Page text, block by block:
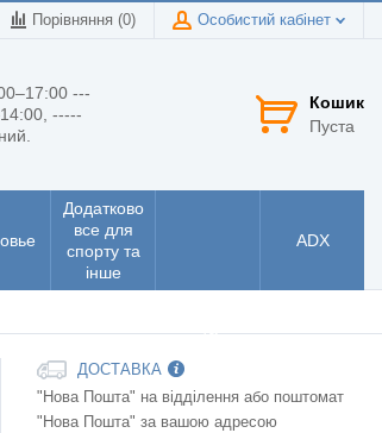
Порівняння (0) Особистий кабінет
---
-----
Кошик
Пуста
Додатково
все для
спорту та
інше
ADX
ДОСТАВКА
"Нова Пошта" на відділення або поштомат
"Нова Пошта" за вашою адресою